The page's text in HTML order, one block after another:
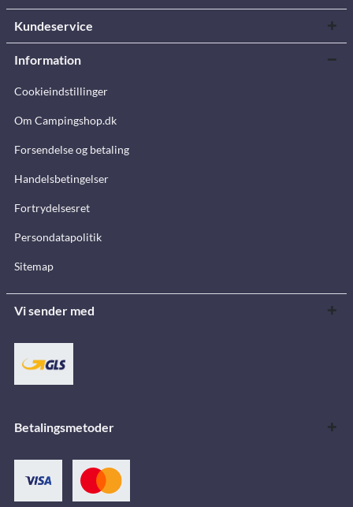
Kundeservice
Information
Cookieindstillinger
Om Campingshop.dk
Forsendelse og betaling
Handelsbetingelser
Fortrydelsesret
Persondatapolitik
Sitemap
Vi sender med
Betalingsmetoder